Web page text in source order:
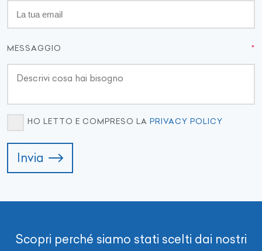
MESSAGGIO
HO LETTO E COMPRESO LA PRIVACY POLICY
Invia
Scopri perché siamo stati scelti dai nostri